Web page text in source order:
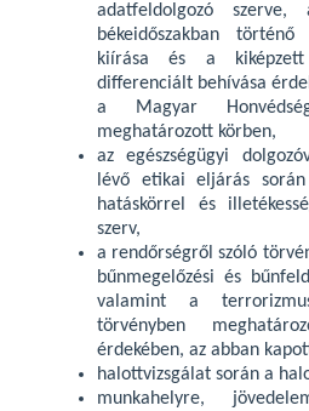
adatfeldolgozó szerve,
békeidőszakban
kiírása és a
differenciált behívása
a Magyar
meghatározott körben,
az egészségügyi
lévő etikai eljárás
hatáskörrel és
szerv,
a rendőrségről szóló
bűnmegelőzési és
valamint a
törvényben
érdekében, az abban
halottvizsgálat során a
munkahelyre,